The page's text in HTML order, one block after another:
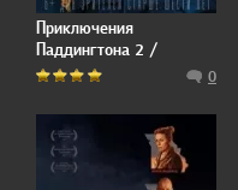
Приключения
Паддингтона 2 /
Paddington 2
0